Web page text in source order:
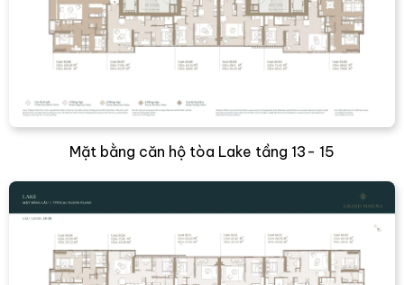
Mặt bằng căn hộ tòa Lake tầng 13- 15